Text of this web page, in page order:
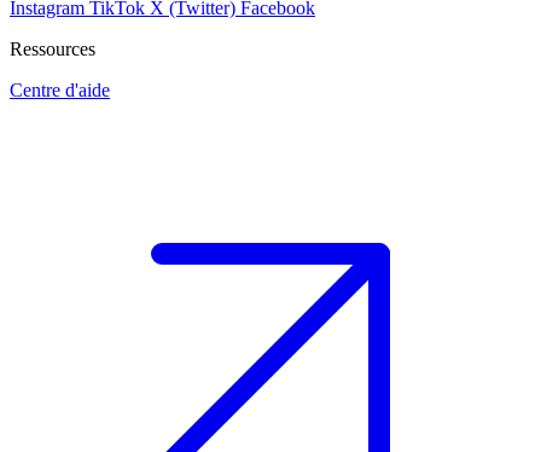
Instagram TikTok X (Twitter) Facebook
Ressources
Centre d'aide